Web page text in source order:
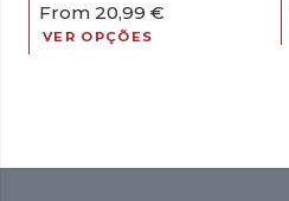
From 20,99 €
VER OPÇÕES